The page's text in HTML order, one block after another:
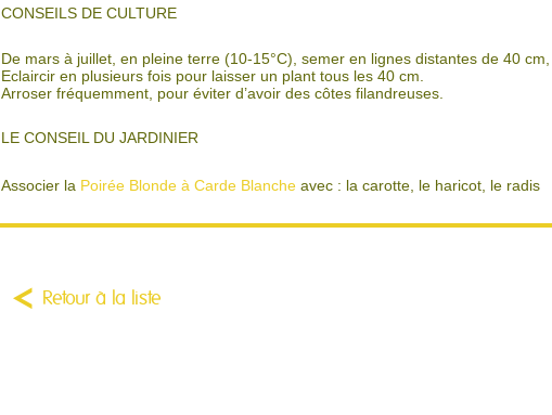
CONSEILS DE CULTURE
De mars à juillet, en pleine terre (10-15°C), semer en lignes distantes de 40
Eclaircir en plusieurs fois pour laisser un plant tous les 40 cm.
Arroser fréquemment, pour éviter d’avoir des côtes filandreuses.
LE CONSEIL DU JARDINIER
Associer la Poirée Blonde à Carde Blanche avec : la carotte, le haricot, le radis
Retour à la liste